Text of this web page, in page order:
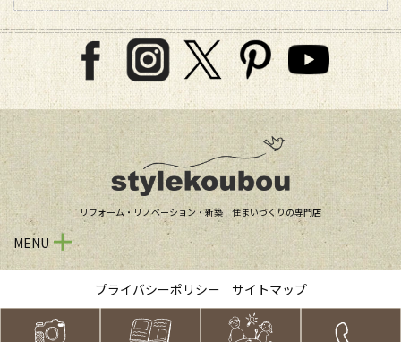
リフォーム・リノベーション・新築 住まいづくりの専門店
MENU
プライバシーポリシー サイトマップ